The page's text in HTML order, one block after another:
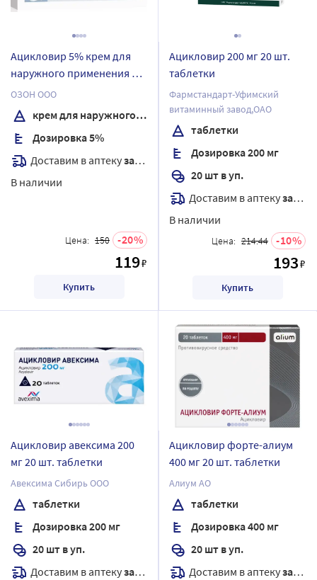
Ацикловир 5% крем для
наружного применения 5
гр
ОЗОН ООО
крем для наружного применения
Дозировка 5%
Доставим в аптекузавтра
В наличии
Цена: 150 20
119₽
Купить
Ацикловир 200 мг 20 шт.
таблетки
Фармстандарт-Уфимский
витаминный завод,ОАО
таблетки
Дозировка 200 мг
20 шт в уп.
Доставим в аптекузавтра
В наличии
Цена: 214.44 10
193₽
Купить
Ацикловир авексима 200
мг 20 шт. таблетки
Авексима Сибирь ООО
таблетки
Дозировка 200 мг
20 шт в уп.
Доставим в аптекузавтра
Ацикловир форте-алиум
400 мг 20 шт. таблетки
Алиум АО
таблетки
Дозировка 400 мг
20 шт в уп.
Доставим в аптекузавтра